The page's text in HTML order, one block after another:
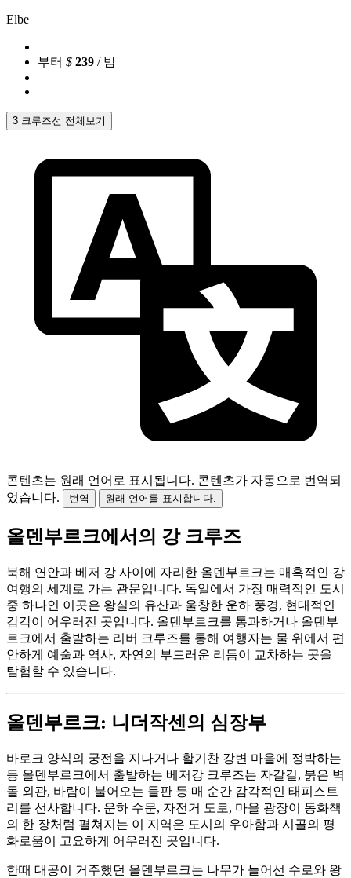
Elbe
부터 $ 239 / 밤
3 크루즈선 전체보기
콘텐츠는 원래 언어로 표시됩니다. 콘텐츠가 자동으로 번역되
었습니다.
번역 원래 언어를 표시합니다.
올덴부르크에서의 강 크루즈
북해 연안과 베저 강 사이에 자리한 올덴부르크는 매혹적인 강
여행의 세계로 가는 관문입니다. 독일에서 가장 매력적인 도시
중 하나인 이곳은 왕실의 유산과 울창한 운하 풍경, 현대적인
감각이 어우러진 곳입니다. 올덴부르크를 통과하거나 올덴부
르크에서 출발하는 리버 크루즈를 통해 여행자는 물 위에서 편
안하게 예술과 역사, 자연의 부드러운 리듬이 교차하는 곳을
탐험할 수 있습니다.
올덴부르크: 니더작센의 심장부
바로크 양식의 궁전을 지나거나 활기찬 강변 마을에 정박하는
등 올덴부르크에서 출발하는 베저강 크루즈는 자갈길, 붉은 벽
돌 외관, 바람이 불어오는 들판 등 매 순간 감각적인 태피스트
리를 선사합니다. 운하 수문, 자전거 도로, 마을 광장이 동화책
의 한 장처럼 펼쳐지는 이 지역은 도시의 우아함과 시골의 평
화로움이 고요하게 어우러진 곳입니다.
한때 대공이 거주했던 올덴부르크는 나무가 늘어선 수로와 왕